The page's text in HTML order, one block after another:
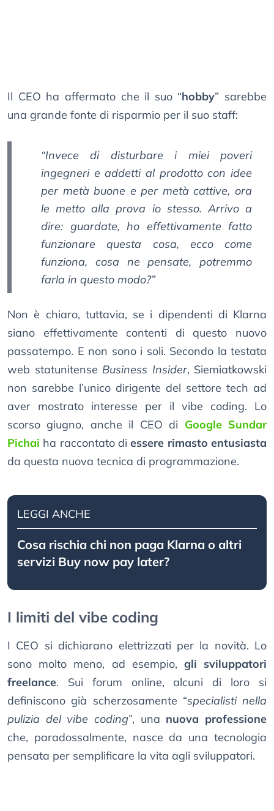
Il CEO ha affermato che il suo “hobby” sarebbe
una grande fonte di risparmio per il suo staff:
“Invece di disturbare i miei poveri
ingegneri e addetti al prodotto con idee
per metà buone e per metà cattive, ora
le metto alla prova io stesso. Arrivo a
dire: guardate, ho effettivamente fatto
funzionare questa cosa, ecco come
funziona, cosa ne pensate, potremmo
farla in questo modo?”
Non è chiaro, tuttavia, se i dipendenti di Klarna
siano effettivamente contenti di questo nuovo
passatempo. E non sono i soli. Secondo la testata
web statunitense Business Insider, Siemiatkowski
non sarebbe l’unico dirigente del settore tech ad
aver mostrato interesse per il vibe coding. Lo
scorso giugno, anche il CEO di Google Sundar
Pichai ha raccontato diessere rimasto entusiasta
da questa nuova tecnica di programmazione.
LEGGI ANCHE
Cosa rischia chi non paga Klarna o altri
servizi Buy now pay later?
I limiti del vibe coding
I CEO si dichiarano elettrizzati per la novità. Lo
sono molto meno, ad esempio, gli sviluppatori
freelance. Sui forum online, alcuni di loro si
definiscono già scherzosamente “specialisti nella
pulizia del vibe coding”, una nuova professione
che, paradossalmente, nasce da una tecnologia
pensata per semplificare la vita agli sviluppatori.